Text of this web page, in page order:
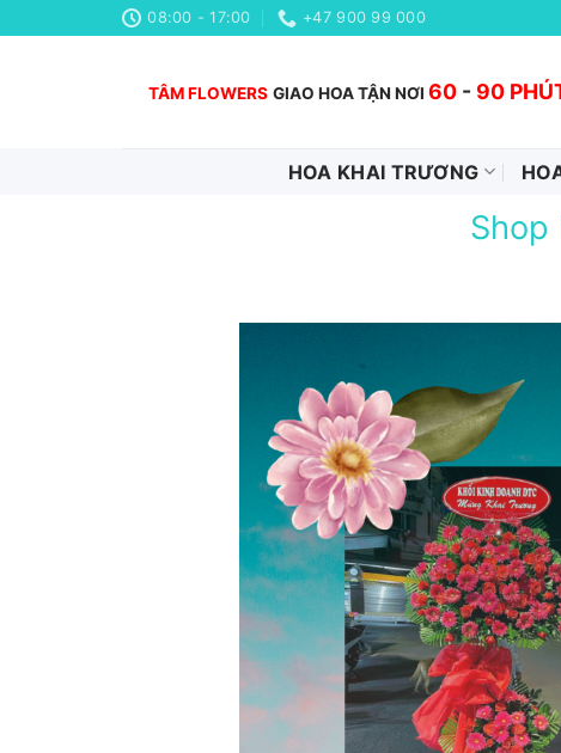
đến
08:00 - 17:00 +47 900 99 000
TÂM FLOWERS GIAO HOA TẬN NƠI 60 - 90
HOA KHAI TRƯƠNG
Shop